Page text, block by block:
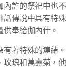
內許的祭祀中也不
話傳說中具有特殊
奉給伽內什。
著特殊的連結。
玫瑰和萬壽菊，他